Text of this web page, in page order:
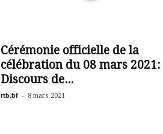
Cérémonie officielle de la
célébration du 08 mars 2021:
Discours de...
rtb.bf - 8 mars 2021